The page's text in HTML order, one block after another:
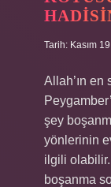
Tarih: Kasım
Allah’ın
şey
yönlerinin
ilgili
boşanma